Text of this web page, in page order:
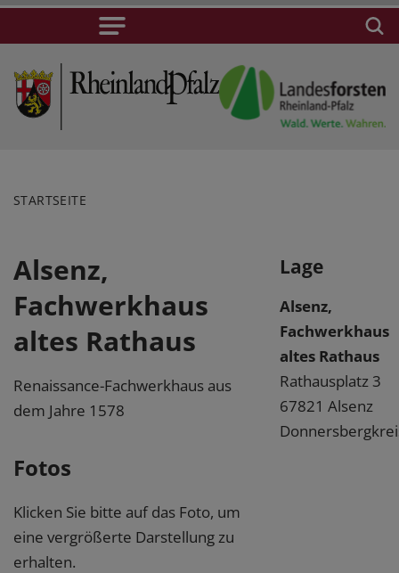
STARTSEITE
Alsenz,
Fachwerkhaus
altes Rathaus
Renaissance-Fachwerkhaus aus
dem Jahre 1578
Fotos
Klicken Sie bitte auf das Foto, um
eine vergrößerte Darstellung zu
erhalten.
Lage
Alsenz,
Fachwerkhaus
altes Rathaus
Rathausplatz 3
67821 Alsenz